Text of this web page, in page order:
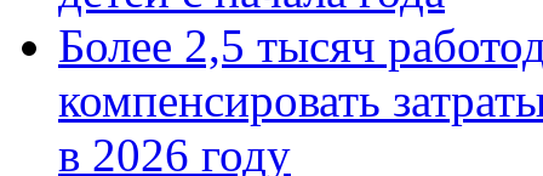
Более 2,5 тысяч
компенсировать
в 2026 году